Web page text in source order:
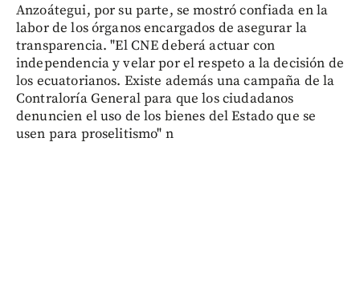
Anzoátegui, por su parte, se mostró confiada en la
labor de los órganos encargados de asegurar la
transparencia. "El CNE deberá actuar con
independencia y velar por el respeto a la decisión de
los ecuatorianos. Existe además una campaña de la
Contraloría General para que los ciudadanos
denuncien el uso de los bienes del Estado que se
usen para proselitismo" n